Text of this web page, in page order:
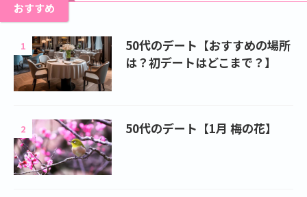
おすすめ
1
50代のデート【おすすめの場所
は？初デートはどこまで？】
2 50代のデート【1月 梅の花】